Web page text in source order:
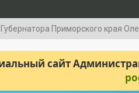
Приморского края
сайт